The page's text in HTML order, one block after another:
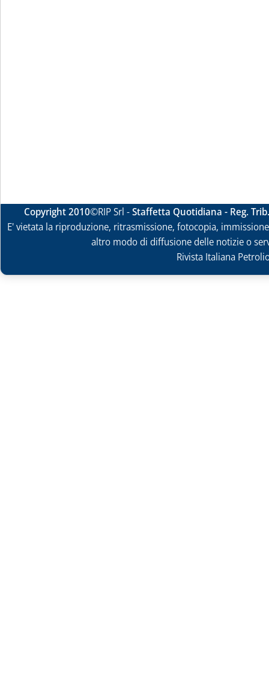
Copyright 2010©RIP Srl -Staffetta Quotidiana - Reg.
E' vietata la riproduzione, ritrasmissione, fotocopia,
altro modo di diffusione delle notizie o
Rivista Italiana